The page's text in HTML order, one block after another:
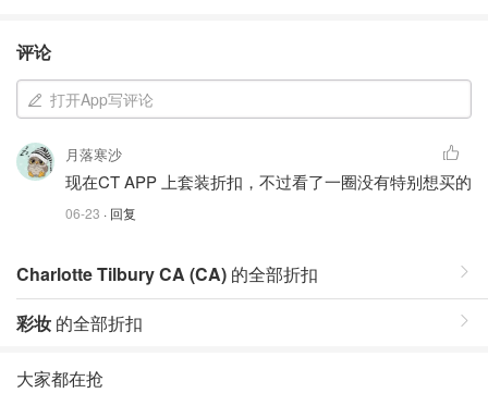
评论
打开App写评论
月落寒沙
现在CT APP 上套装折扣，不过看了一圈没有特别想买的
06-23 · 回复
Charlotte Tilbury CA (CA) 的全部折扣
彩妆 的全部折扣
大家都在抢